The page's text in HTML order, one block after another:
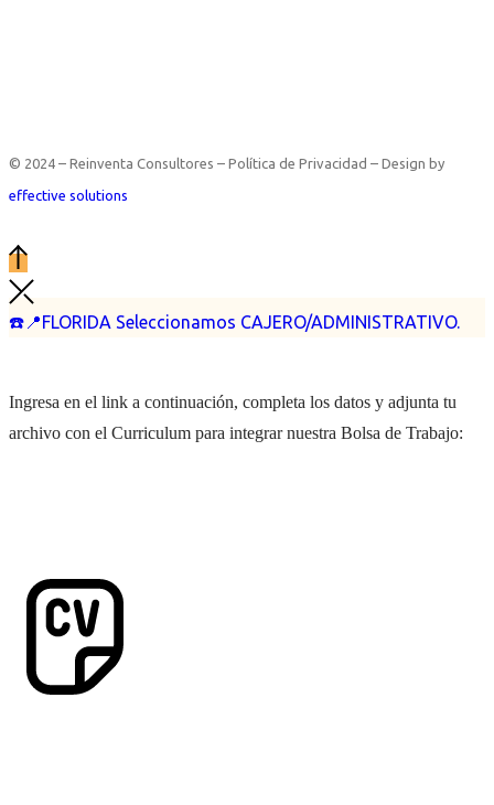
☎️📍FLORIDA Seleccionamos CAJERO/ADMINISTRATIVO.
© 2024 – Reinventa Consultores – Política de Privacidad – Design by
effective solutions
Ingresa en el link a continuación, completa los datos y adjunta tu
archivo con el Curriculum para integrar nuestra Bolsa de Trabajo: